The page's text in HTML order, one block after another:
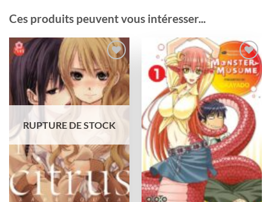
Ces produits peuvent vous intéresser...
Ajouter
à la
wishlist
RUPTURE DE STOCK
Ajouter
à la
wishlist